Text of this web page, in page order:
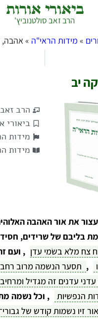
ביאורי אורות
הרב זאב סולטנוביץ'
» מידות הראי"ה» אהבה,
יב
הרב זאב
ביאורי
מידות
מידות
את אור האהבה האלוהית
בליבם של שרידים,
מלא בשׂמי עדן , ועם זה
תסער הנשמה מרוב רחבת
עדנים זה מגדיל ומרחיב
הנפשיות
, וכל נשמה
זיו נשמות קודש של